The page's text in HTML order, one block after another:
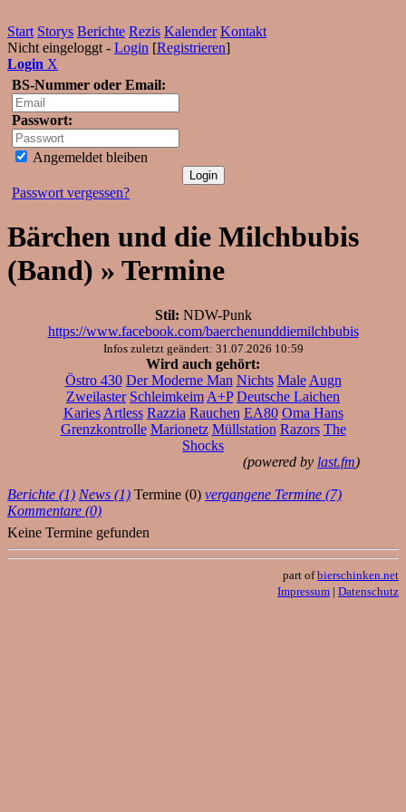
Start Storys Berichte Rezis Kalender Kontakt
Nicht eingeloggt - Login [Registrieren]
Login X
BS-Nummer oder Email:
Passwort:
Angemeldet bleiben
Passwort vergessen?
Bärchen und die Milchbubis
(Band) » Termine
Stil: NDW-Punk
https://www.facebook.com/baerchenunddiemilchbubis
Infos zuletzt geändert: 31.07.2026 10:59
Wird auch gehört:
Östro 430 Der Moderne Man Nichts Male Augn
Zweilaster Schleimkeim A+P Deutsche Laichen
Karies Artless Razzia Rauchen EA80 Oma Hans
Grenzkontrolle Marionetz Müllstation Razors The
Shocks
(powered by last.fm)
Berichte (1) News (1) Termine (0) vergangene Termine (7)
Kommentare (0)
Keine Termine gefunden
part ofbierschinken.net
Impressum | Datenschutz